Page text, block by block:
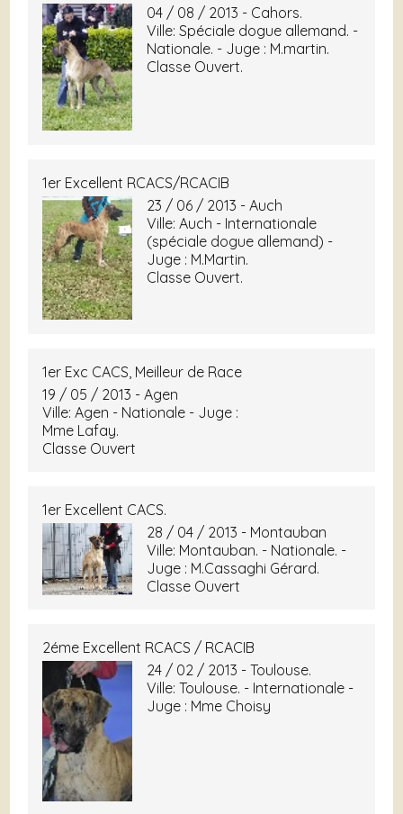
04 / 08 / 2013 - Cahors.
Ville: Spéciale dogue allemand. -
Nationale. - Juge : M.martin.
Classe Ouvert.
1er Excellent RCACS/RCACIB
23 / 06 / 2013 - Auch
Ville: Auch - Internationale
(spéciale dogue allemand) -
Juge : M.Martin.
Classe Ouvert.
1er Exc CACS, Meilleur de Race
19 / 05 / 2013 - Agen
Ville: Agen - Nationale - Juge :
Mme Lafay.
Classe Ouvert
1er Excellent CACS.
28 / 04 / 2013 - Montauban
Ville: Montauban. - Nationale. -
Juge : M.Cassaghi Gérard.
Classe Ouvert
2éme Excellent RCACS / RCACIB
24 / 02 / 2013 - Toulouse.
Ville: Toulouse. - Internationale -
Juge : Mme Choisy